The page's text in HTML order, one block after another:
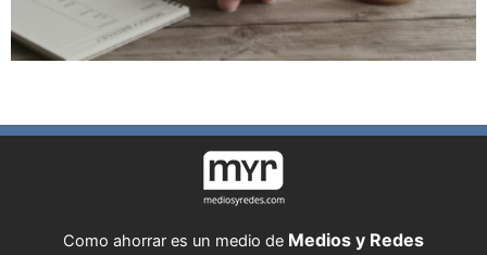
Como ahorrar es un medio de Medios y Redes